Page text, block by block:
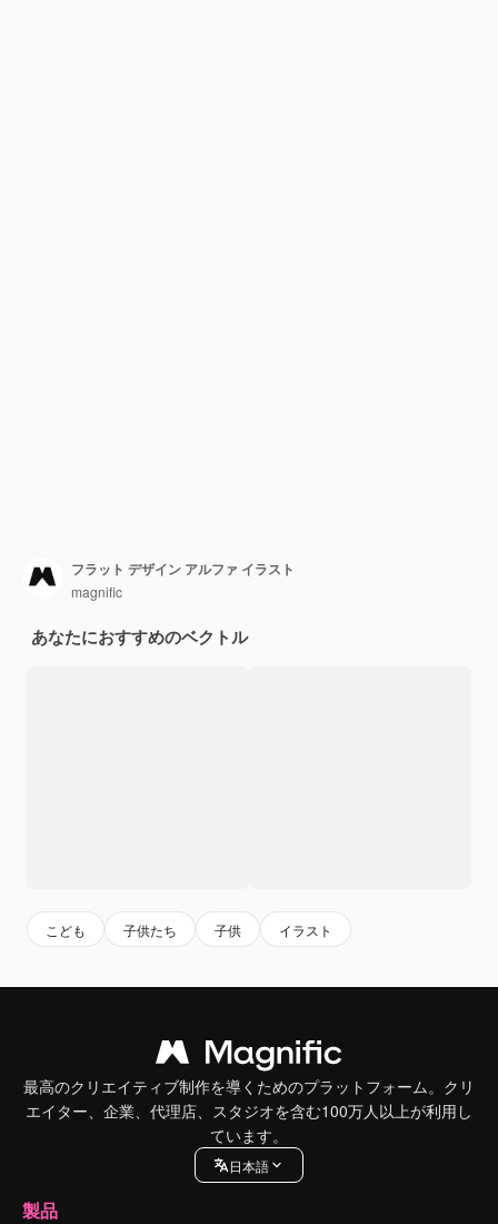
フラット デザイン アルファ イラスト
magnific
あなたにおすすめのベクトル
こども 子供たち 子供 イラスト
最高のクリエイティブ制作を導くためのプラットフォーム。クリ
エイター、企業、代理店、スタジオを含む100万人以上が利用し
ています。
日本語
製品